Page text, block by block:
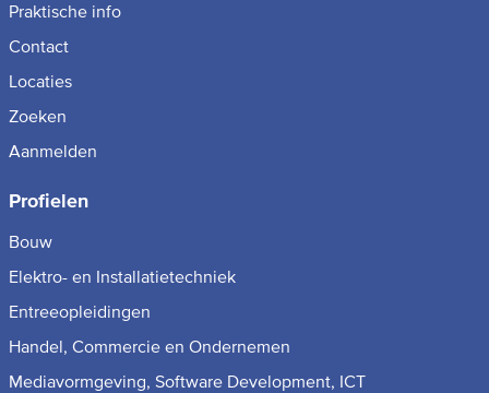
Praktische info
Contact
Locaties
Zoeken
Aanmelden
Profielen
Bouw
Elektro- en Installatietechniek
Entreeopleidingen
Handel, Commercie en Ondernemen
Mediavormgeving, Software Development, ICT